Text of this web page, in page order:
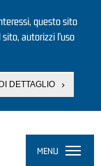
questo sito
autorizzi l’uso
DETTAGLIO
MENU